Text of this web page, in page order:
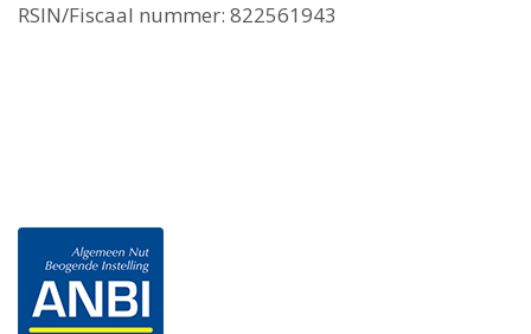
RSIN/Fiscaal nummer: 822561943